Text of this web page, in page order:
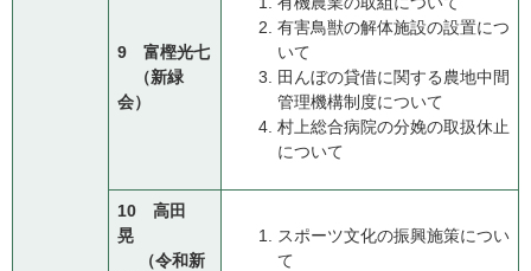
9 富樫光七
（新緑
会）
有害鳥獣の解体施設の設置につ
いて
田んぼの貸借に関する農地中間
管理機構制度について
村上総合病院の分娩の取扱休止
について
10 高田
晃
（令和新
スポーツ文化の振興施策につい
て